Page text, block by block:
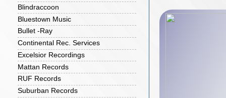
Blindraccoon
Bluestown Music
Bullet -Ray
Continental Rec. Services
Excelsior Recordings
Mattan Records
RUF Records
Suburban Records